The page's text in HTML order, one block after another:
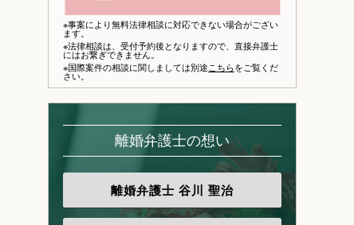
※事案により無料法律相談に対応できない場合がござい
ます。
※法律相談は、 受付予約後となりますので、 直接弁護士
にはお繋ぎできません。
※国際案件の相談に関しましては別途こちらをご覧くだ
さい。
離婚弁護士の想い
離婚弁護士 谷川 聖治